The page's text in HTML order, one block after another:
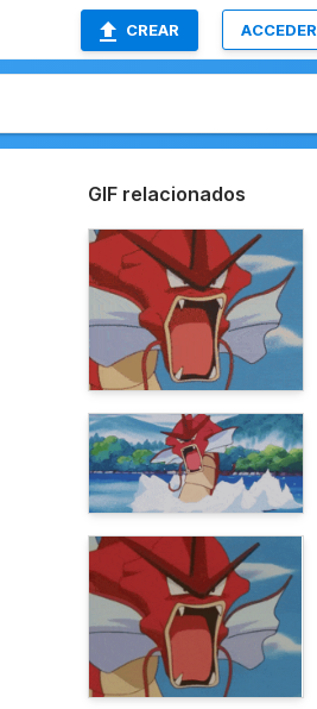
CREAR ACCEDER
GIF relacionados